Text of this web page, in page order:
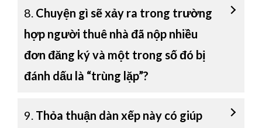
8. Chuyện gì sẽ xảy ra trong trường
hợp người thuê nhà đã nộp nhiều
đơn đăng ký và một trong số đó bị
đánh dấu là “trùng lặp”?
9. Thỏa thuận dàn xếp này có giúp